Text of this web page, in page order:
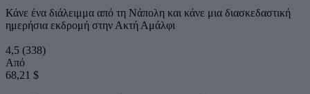
Κάνε ένα διάλειμμα από τη Νάπολη και κάνε μια διασκεδαστική
ημερήσια εκδρομή στην Ακτή Αμάλφι
4,5 (338)
Από
68,21 $